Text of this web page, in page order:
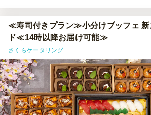
≪寿司付きプラン≫小分けブッフェ 新
ド≪14時以降お届け可能≫
さくらケータリング